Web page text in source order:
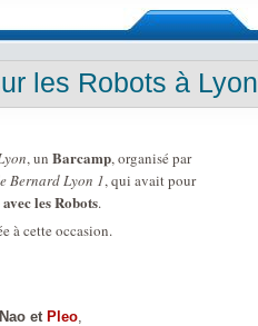
les Robots à Lyon
, un Barcamp, organisé par
Bernard Lyon 1, qui avait pour
les Robots.
à cette occasion.
Nao et Pleo,